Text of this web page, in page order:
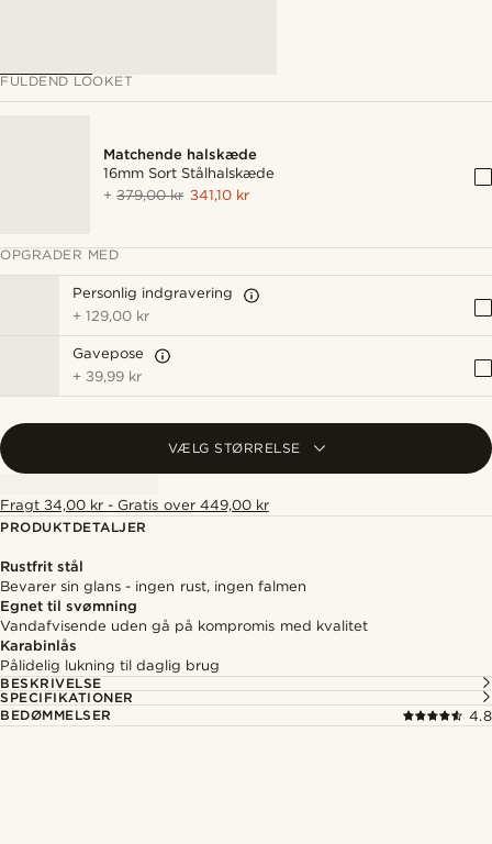
FULDEND LOOKET
Matchende halskæde
16mm Sort Stålhalskæde
+379,00 kr 341,10 kr
OPGRADER MED
Personlig indgravering
+129,00 kr
Gavepose
+ 39,99 kr
VÆLG STØRRELSE
Fragt 34,00 kr - Gratis over 449,00 kr
PRODUKTDETALJER
Rustfrit stål
Bevarer sin glans - ingen rust, ingen falmen
Egnet til svømning
Vandafvisende uden gå på kompromis med kvalitet
Karabinlås
Pålidelig lukning til daglig brug
BESKRIVELSE
SPECIFIKATIONER
BEDØMMELSER
4.8